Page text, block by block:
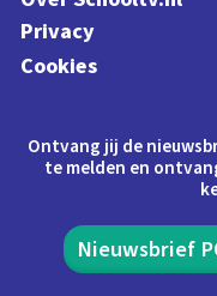
Privacy
Cookies
Ontvang jij de
te melden en
Nieuwsbrief